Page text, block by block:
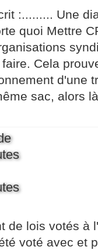
:......... Une
quoi Mettre
Cela
d'une
sac, alors
de lois votés à
voté avec et